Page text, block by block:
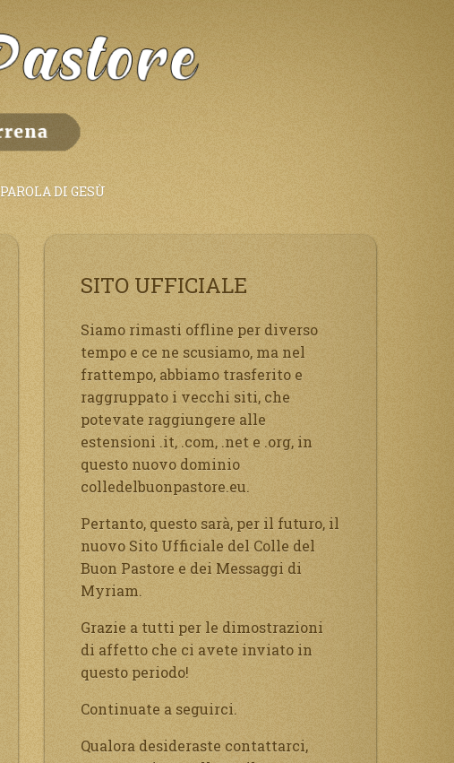
PAROLA DI GESÙ
SITO UFFICIALE
Siamo rimasti offline per diverso
tempo e ce ne scusiamo, ma nel
frattempo, abbiamo trasferito e
raggruppato i vecchi siti, che
potevate raggiungere alle
estensioni .it, .com, .net e .org, in
questo nuovo dominio
colledelbuonpastore.eu.
Pertanto, questo sarà, per il futuro, il
nuovo Sito Ufficiale del Colle del
Buon Pastore e dei Messaggi di
Myriam.
Grazie a tutti per le dimostrazioni
di affetto che ci avete inviato in
questo periodo!
Continuate a seguirci.
Qualora desideraste contattarci,